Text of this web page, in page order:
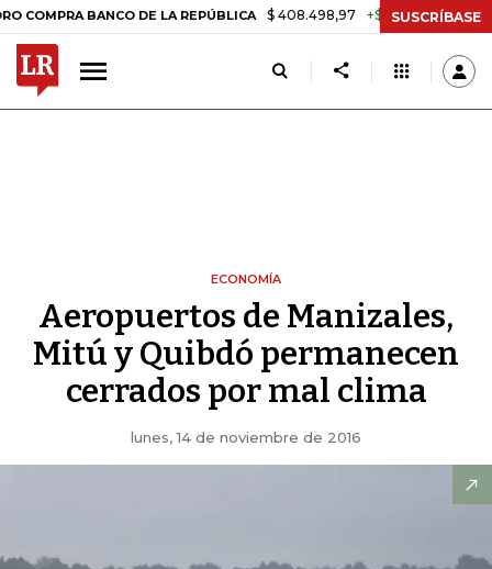
BANCO DE LA REPÚBLICA $ 408.498,97 +$ 8.753,81 +2,19%
SUSCRÍBASE
ECONOMÍA
Aeropuertos de Manizales,
Mitú y Quibdó permanecen
cerrados por mal clima
lunes, 14 de noviembre de 2016